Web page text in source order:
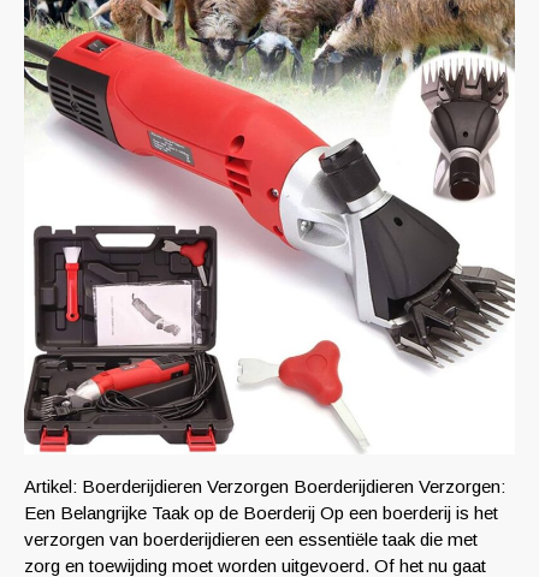
Artikel: Boerderijdieren Verzorgen Boerderijdieren Verzorgen:
Een Belangrijke Taak op de Boerderij Op een boerderij is het
verzorgen van boerderijdieren een essentiële taak die met
zorg en toewijding moet worden uitgevoerd. Of het nu gaat